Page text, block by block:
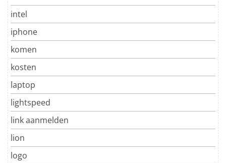
intel
iphone
komen
kosten
laptop
lightspeed
link aanmelden
lion
logo